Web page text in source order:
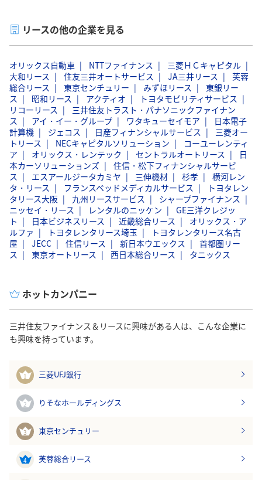
特に強い魅力を感じております。
リースの他の企業を見る
オリックス自動車 NTTファイナンス
三菱ＨＣキャピタル
大和リース
住友三井オートサービス JA三井リース
芙蓉
総合リース
東京センチュリー みずほリース
東銀リー
ス
昭和リース アクティオ
トヨタモビリティサービス
リコーリース
三井住友トラスト・パナソニックファイナン
ス
アイ・イー・グループ ワタキューセイモア
日本電子
計算機
ジェコス 日産フィナンシャルサービス
三菱オー
トリース
NECキャピタルソリューション
コーユーレンティ
ア
オリックス・レンテック セントラルオートリース
日
本カーソリューションズ
住信・松下フィナンシャルサービ
ス
エスアールジータカミヤ 三伸機材 杉孝
横河レン
タ・リース
フランスベッドメディカルサービス
トヨタレン
タリース大阪
九州リースサービス
シャープファイナンス
ニッセイ・リース
レンタルのニッケン
GE三洋クレジッ
ト
日本ビジネスリース 近畿総合リース
オリックス・ア
ルファ
トヨタレンタリース埼玉
トヨタレンタリース名古
屋
JECC 住信リース 新日本ウエックス
首都圏リー
ス
東京オートリース 西日本総合リース タニックス
ホットカンパニー
三井住友ファイナンス＆リースに興味がある人は、こんな企業に
も興味を持っています。
1 三菱UFJ銀行
2 りそなホールディングス
3 東京センチュリー
4 芙蓉総合リース